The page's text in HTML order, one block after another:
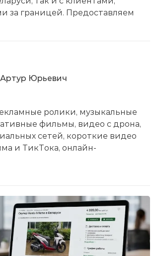
за границей. Предоставляем
до и после выполнения
близких.
Юрьевич
ролики, музыкальные
фильмы, видео с дрона,
сетей, короткие видео
и ТикТока, онлайн-